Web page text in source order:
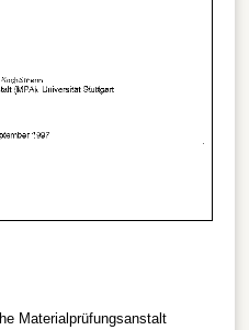
Materialprüfungsanstalt